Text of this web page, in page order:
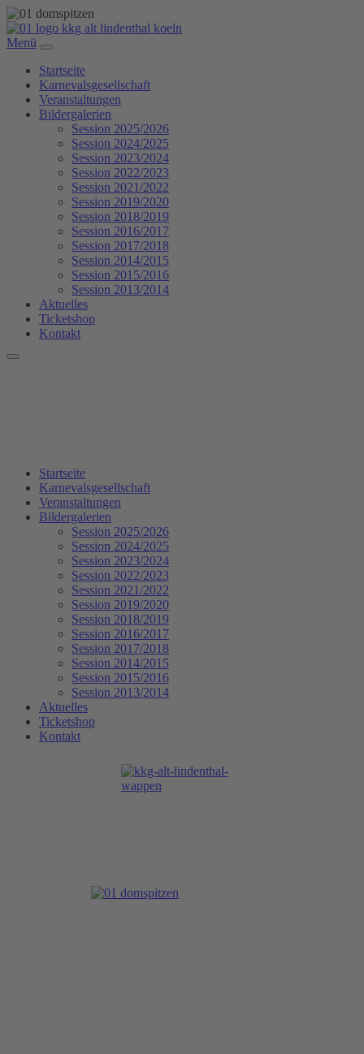
Menü
Startseite
Karnevalsgesellschaft
Veranstaltungen
Bildergalerien
Session 2025/2026
Session 2024/2025
Session 2023/2024
Session 2022/2023
Session 2021/2022
Session 2019/2020
Session 2018/2019
Session 2016/2017
Session 2017/2018
Session 2014/2015
Session 2015/2016
Session 2013/2014
Aktuelles
Ticketshop
Kontakt
Startseite
Karnevalsgesellschaft
Veranstaltungen
Bildergalerien
Session 2025/2026
Session 2024/2025
Session 2023/2024
Session 2022/2023
Session 2021/2022
Session 2019/2020
Session 2018/2019
Session 2016/2017
Session 2017/2018
Session 2014/2015
Session 2015/2016
Session 2013/2014
Aktuelles
Ticketshop
Kontakt